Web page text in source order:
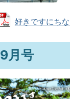
好きですにち
9月号